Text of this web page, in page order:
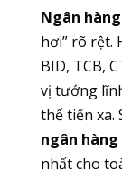
Ngân
hơi” rõ rệt.
BID, TCB,
vị tướng
thể tiến xa.
ngân hàng
nhất cho